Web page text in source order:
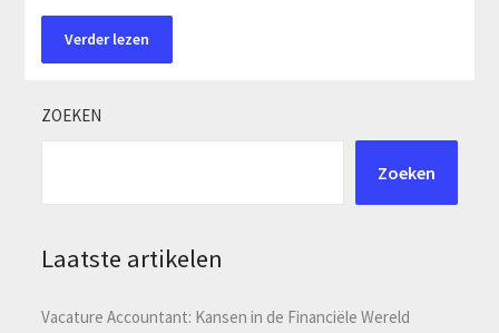
Verder lezen
ZOEKEN
Zoeken
Laatste artikelen
Vacature Accountant: Kansen in de Financiële Wereld